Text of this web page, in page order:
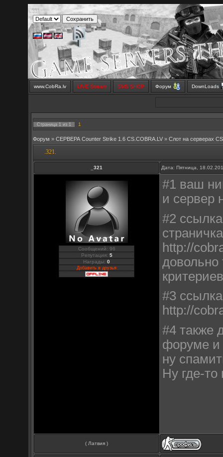
www.CobRa.lv LIVE Stream SMS SHOP Форум DownLoads
Страница 1 из 1 1
Форум » СЕРВЕРА Counter Strike 1.6 CS.COBRA.LV » Слот на серверах
.321.
_321 Дата: Пятница,
Сообщений: 96
Репутация: 5
Награды:0
Добавить в друзья
#1 ваш
и сервер
#2
http://
#3
http://
#4 также
форуме и
ну
Ну где-
( Латвия )